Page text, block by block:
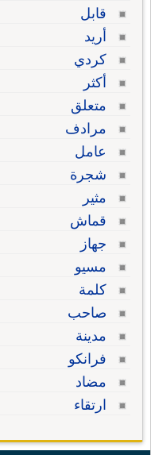
قابل
أريد
كردي
أكثر
متعلق
مرادف
عامل
شجرة
مثير
قماش
جهاز
مسيو
كلمة
صاحب
مدينة
فرانكو
مضاد
ارتقاء